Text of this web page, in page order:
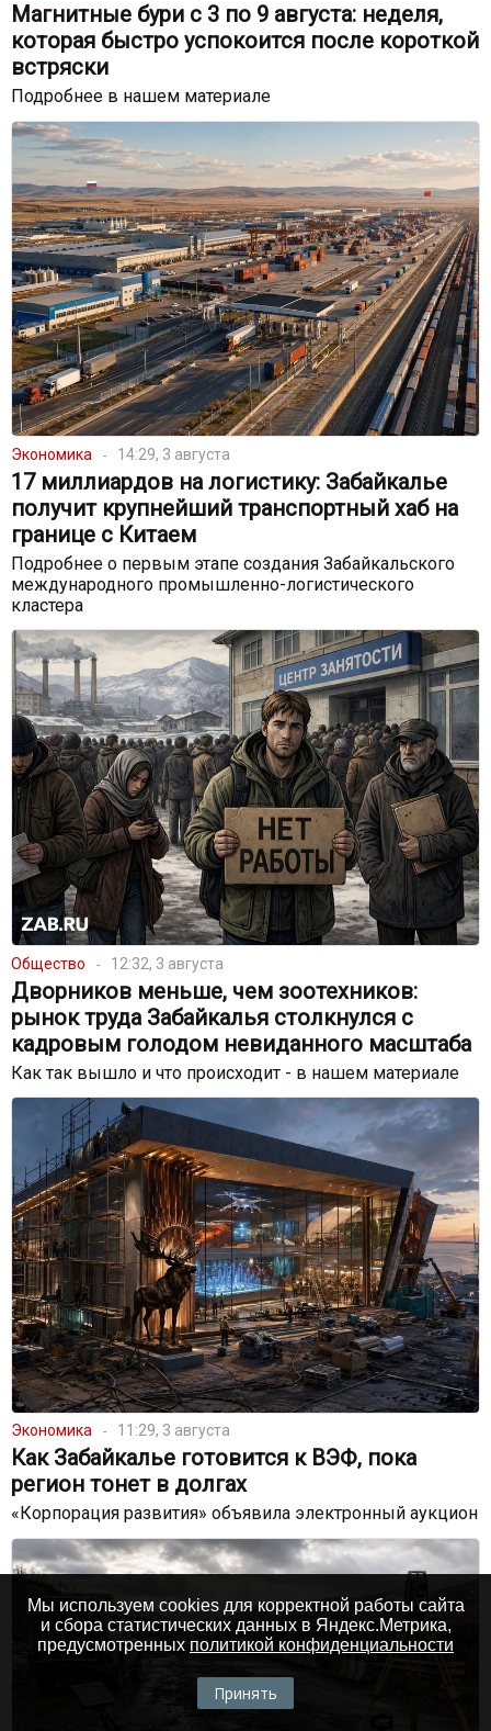
Магнитные бури с 3 по 9 августа: неделя,
которая быстро успокоится после короткой
встряски
Подробнее в нашем материале
Экономика 14:29, 3 августа
17 миллиардов на логистику: Забайкалье
получит крупнейший транспортный хаб на
границе с Китаем
Подробнее о первым этапе создания Забайкальского
международного промышленно-логистического
кластера
Общество 12:32, 3 августа
Дворников меньше, чем зоотехников:
рынок труда Забайкалья столкнулся с
кадровым голодом невиданного масштаба
Как так вышло и что происходит - в нашем материале
Экономика 11:29, 3 августа
Как Забайкалье готовится к ВЭФ, пока
регион тонет в долгах
«Корпорация развития» объявила электронный аукцион
Мы используем cookies для корректной работы сайта
и сбора статистических данных в Яндекс.Метрика,
предусмотренных политикой конфиденциальности
Принять